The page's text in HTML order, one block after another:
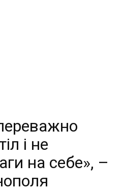
і не
на себе», –